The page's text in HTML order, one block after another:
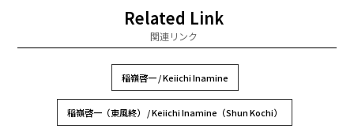
Related Link
関連リンク
稲嶺啓一 / Keiichi Inamine
稲嶺啓一（東風終） / Keiichi Inamine（Shun Kochi）